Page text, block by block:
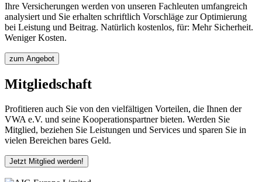
Ihre Versicherungen werden von unseren Fachleuten umfangreich
analysiert und Sie erhalten schriftlich Vorschläge zur Optimierung
bei Leistung und Beitrag. Natürlich kostenlos, für: Mehr Sicherheit.
Weniger Kosten.
zum Angebot
Mitgliedschaft
Profitieren auch Sie von den vielfältigen Vorteilen, die Ihnen der
VWA e.V. und seine Kooperationspartner bieten. Werden Sie
Mitglied, beziehen Sie Leistungen und Services und sparen Sie in
vielen Bereichen bares Geld.
Jetzt Mitglied werden!